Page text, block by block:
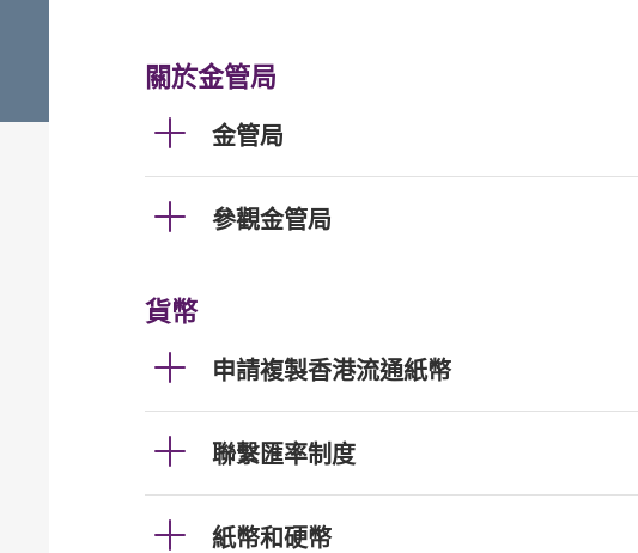
關於金管局
金管局
參觀金管局
貨幣
申請複製香港流通紙幣
聯繫匯率制度
紙幣和硬幣